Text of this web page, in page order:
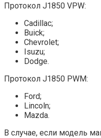
Протокол J1850 VPW:
Cadillac;
Buick;
Chevrolet;
Isuzu;
Dodge.
Протокол J1850 PWM:
Ford;
Lincoln;
Mazda.
В случае, если модель